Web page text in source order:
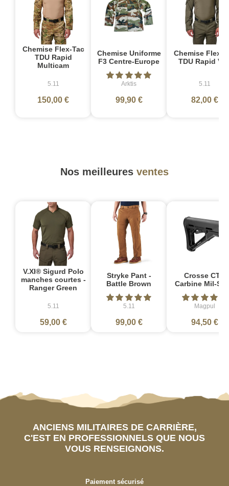
Chemise Flex-Tac
TDU Rapid
Multicam
5.11
150,00 €
Chemise Uniforme
F3 Centre-Europe
Arktis
99,90 €
Chemise Flex-
TDU Rapid
5.11
82,00 €
Nos meilleures ventes
V.XI® Sigurd Polo
manches courtes -
Ranger Green
5.11
59,00 €
Stryke Pant -
Battle Brown
5.11
99,00 €
Crosse CTR
Carbine Mil-
Magpul
94,50 €
ANCIENS MILITAIRES DE CARRIÈRE,
C'EST EN PROFESSIONNELS QUE NOUS
VOUS RENSEIGNONS.
Paiement sécurisé